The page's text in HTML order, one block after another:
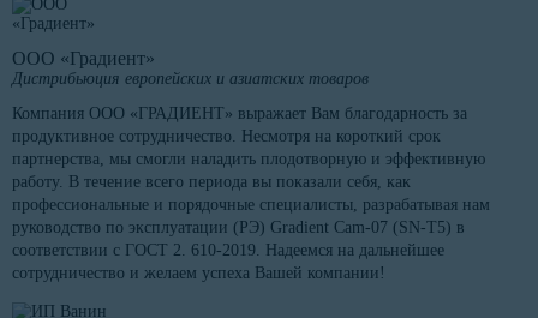
ООО «Градиент»
Дистрибьюция европейских и азиатских товаров
Компания ООО «ГРАДИЕНТ» выражает Вам благодарность за
продуктивное сотрудничество. Несмотря на короткий срок
партнерства, мы смогли наладить плодотворную и эффективную
работу. В течение всего периода вы показали себя, как
профессиональные и порядочные специалисты, разрабатывая нам
руководство по эксплуатации (РЭ) Gradient Cam-07 (SN-T5) в
соответствии с ГОСТ 2. 610-2019. Надеемся на дальнейшее
сотрудничество и желаем успеха Вашей компании!